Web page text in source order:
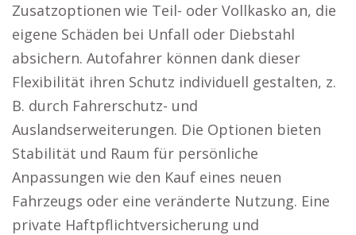
Zusatzoptionen wie Teil- oder Vollkasko an, die
eigene Schäden bei Unfall oder Diebstahl
absichern. Autofahrer können dank dieser
Flexibilität ihren Schutz individuell gestalten, z.
B. durch Fahrerschutz- und
Auslandserweiterungen. Die Optionen bieten
Stabilität und Raum für persönliche
Anpassungen wie den Kauf eines neuen
Fahrzeugs oder eine veränderte Nutzung. Eine
private Haftpflichtversicherung und